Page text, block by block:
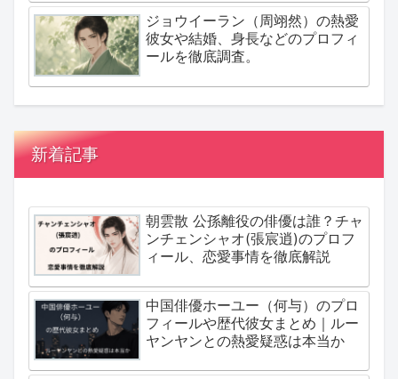
ジョウイーラン（周翊然）の熱愛
彼女や結婚、身長などのプロフィ
ールを徹底調査。
新着記事
朝雲散 公孫離役の俳優は誰？チャ
ンチェンシャオ(張宸逍)のプロフ
ィール、恋愛事情を徹底解説
中国俳優ホーユー（何与）のプロ
フィールや歴代彼女まとめ｜ルー
ヤンヤンとの熱愛疑惑は本当か